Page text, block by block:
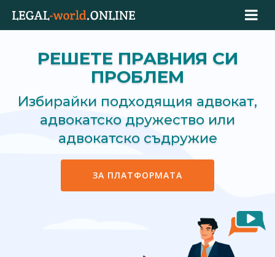
РЕШЕТЕ ПРАВНИЯ СИ
ПРОБЛЕМ
Избирайки подходящия адвокат,
адвокатско дружество или
адвокатско съдружие
ЗА ПЛАТФОРМАТА